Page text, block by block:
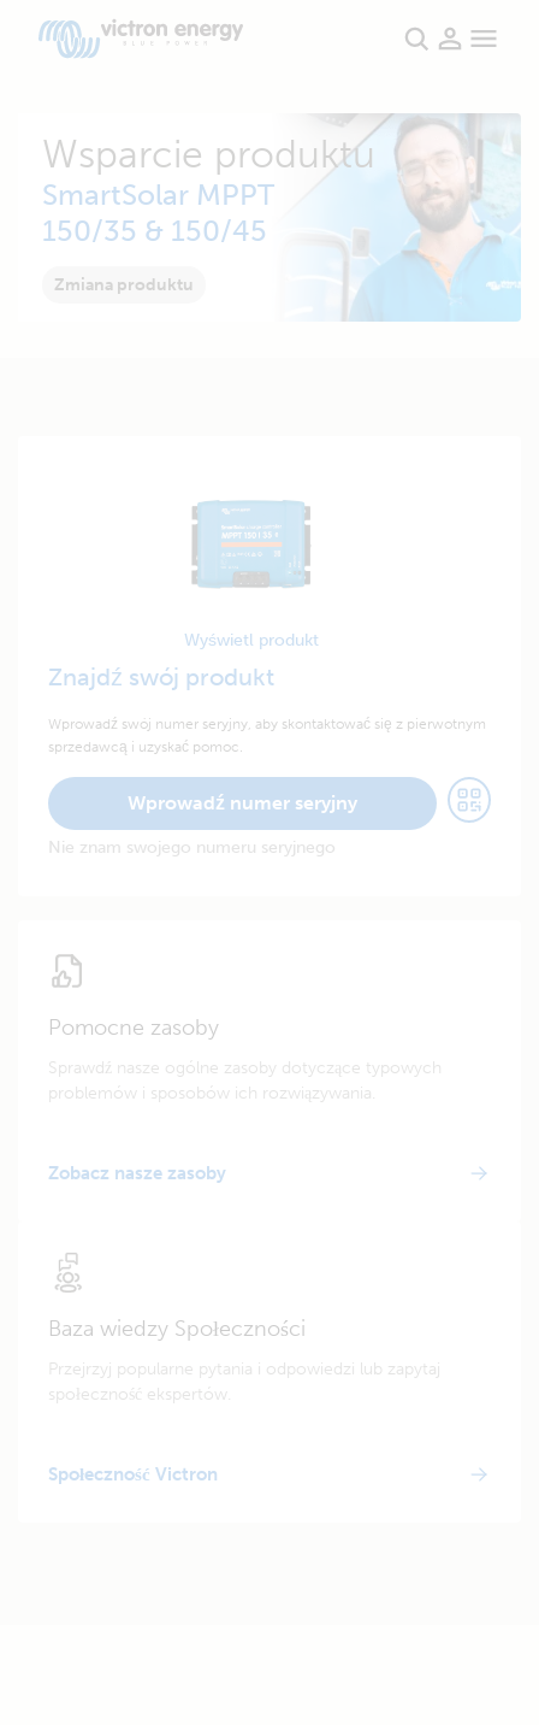
Wsparcie produktu
SmartSolar MPPT
150/35 & 150/45
Zmiana produktu
Wyświetl produkt
Znajdź swój produkt
Wprowadź swój numer seryjny, aby skontaktować się z pierwotnym
sprzedawcą i uzyskać pomoc.
Wprowadź numer seryjny
Nie znam swojego numeru seryjnego
Pomocne zasoby
Sprawdź nasze ogólne zasoby dotyczące typowych
problemów i sposobów ich rozwiązywania.
Zobacz nasze zasoby
Baza wiedzy Społeczności
Przejrzyj popularne pytania i odpowiedzi lub zapytaj
społeczność ekspertów.
Społeczność Victron